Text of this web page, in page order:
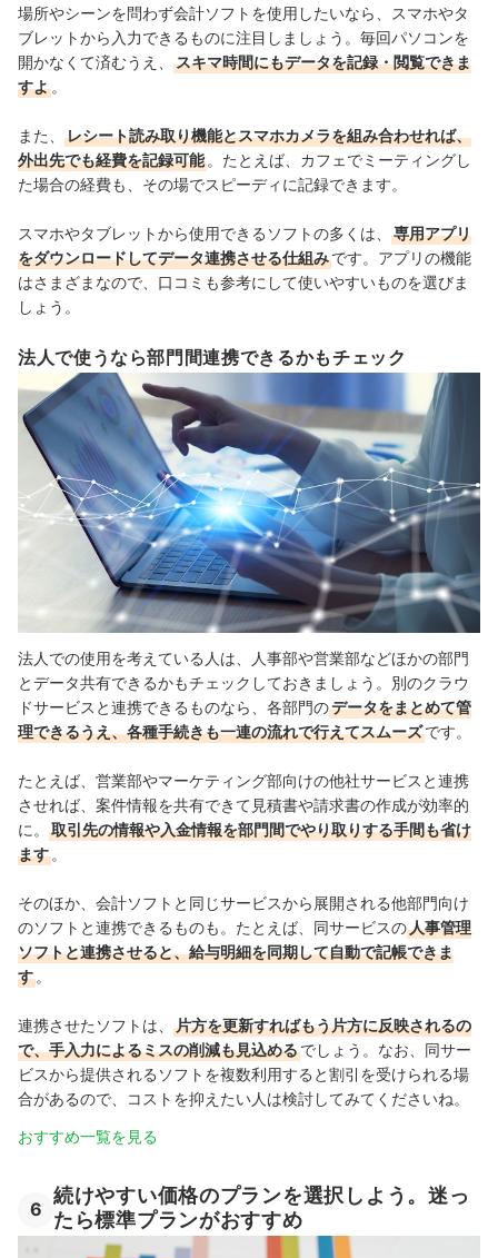
場所やシーンを問わず会計ソフトを使用したいなら、スマホやタ
ブレットから入力できるものに注目しましょう。毎回パソコンを
開かなくて済むうえ、
スキマ時間にもデータを記録・閲覧できま
すよ 。
また、
レシート読み取り機能とスマホカメラを組み合わせれば、
外出先でも経費を記録可能 。たとえば、カフェでミーティングし
た場合の経費も、その場でスピーディに記録できます。
スマホやタブレットから使用できるソフトの多くは、
専用アプリ
をダウンロードしてデータ連携させる仕組みです。アプリの機能
はさまざまなので、口コミも参考にして使いやすいものを選びま
しょう。
法人で使うなら部門間連携できるかもチェック
法人での使用を考えている人は、人事部や営業部などほかの部門
とデータ共有できるかもチェックしておきましょう。別のクラウ
ドサービスと連携できるものなら、各部門のデータをまとめて管
理できるうえ、各種手続きも一連の流れで行えてスムーズです。
たとえば、営業部やマーケティング部向けの他社サービスと連携
させれば、案件情報を共有できて見積書や請求書の作成が効率的
に。
取引先の情報や入金情報を部門間でやり取りする手間も省け
ます 。
そのほか、 会計ソフトと 同じサービスから展開される他部門向け
のソフトと連携できるものも 。 たとえば、 同サービスの人事管理
ソフトと連携させると、給与明細を同期して自動で記帳できま
す 。
連携させたソフトは、
片方を更新すればもう片方に反映されるの
で、手入力によるミスの削減も見込めるでしょう。なお、同サー
ビスから提供されるソフトを複数利用すると割引を受けられる場
合があるので、
コストを抑えたい人は検討してみてくださいね。
おすすめ一覧を見る
6
続けやすい価格のプランを選択しよう。迷っ
たら標準プランがおすすめ